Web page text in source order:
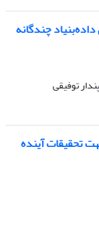
چندگانه
توفیقی
تحقیقات آینده